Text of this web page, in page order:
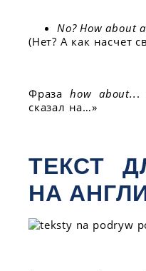
No? How about
(Нет? А как насчет
Фразаhow about.. .
сказал на…»
ТЕКСТ
НА